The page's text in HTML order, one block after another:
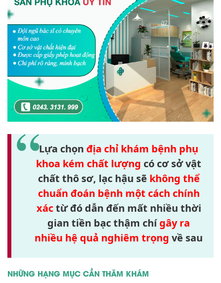
Lựa chọn địa chỉ khám bệnh phụ
khoa kém chất lượng có cơ sở vật
chất thô sơ, lạc hậu sẽ không thể
chuẩn đoán bệnh một cách chính
xáctừ đó dẫn đến mất nhiều thời
gian tiền bạc thậm chígây ra
nhiều hệ quả nghiêm trọng về sau
NHỮNG HẠNG MỤC CẦN THĂM KHÁM